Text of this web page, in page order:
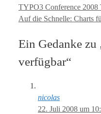
TYPO3 Conference
Auf die Schnelle: Charts
Ein Gedanke zu
verfügbar“
nicolas
22. Juli 2008 um